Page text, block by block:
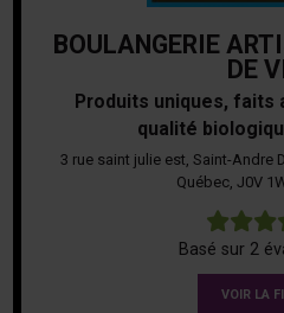
BOULANGERIE
DE
Produits uniques, faits
qualité
3 rue saint julie est, Saint-Andre
Québec, J0V
Basé sur 2
VOIR LA